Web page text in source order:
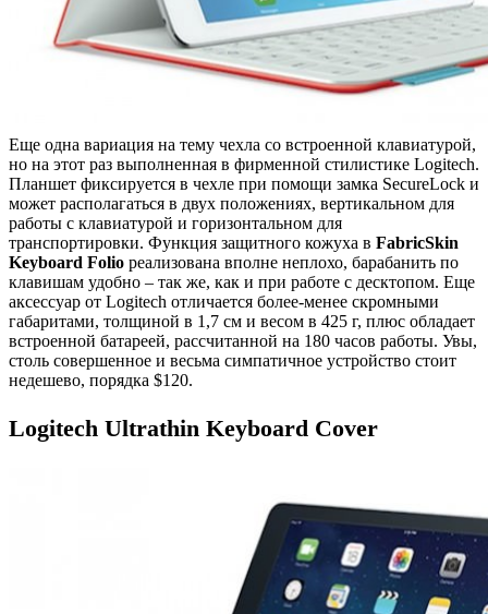
Еще одна вариация на тему чехла со встроенной клавиатурой,
но на этот раз выполненная в фирменной стилистике Logitech.
Планшет фиксируется в чехле при помощи замка SecureLock и
может располагаться в двух положениях, вертикальном для
работы с клавиатурой и горизонтальном для
транспортировки. Функция защитного кожуха в FabricSkin
Keyboard Folio реализована вполне неплохо, барабанить по
клавишам удобно – так же, как и при работе с десктопом. Еще
аксессуар от Logitech отличается более-менее скромными
габаритами, толщиной в 1,7 см и весом в 425 г, плюс обладает
встроенной батареей, рассчитанной на 180 часов работы. Увы,
столь совершенное и весьма симпатичное устройство стоит
недешево, порядка $120.
Logitech Ultrathin Keyboard Cover